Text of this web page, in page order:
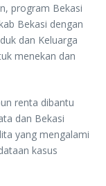
program Bekasi
Bekasi dengan
dan Keluarga
menekan dan
renta dibantu
dan Bekasi
yang mengalami
kasus